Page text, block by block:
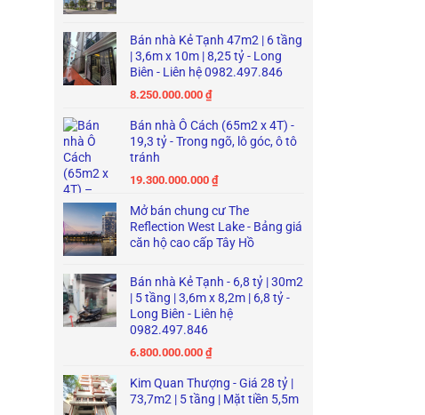
Bán nhà Kẻ Tạnh 47m2 | 6 tầng
| 3,6m x 10m | 8,25 tỷ - Long
Biên - Liên hệ 0982.497.846
8.250.000.000 ₫
Bán nhà Ô Cách (65m2 x 4T) -
19,3 tỷ - Trong ngõ, lô góc, ô tô
tránh
19.300.000.000 ₫
Mở bán chung cư The
Reflection West Lake - Bảng giá
căn hộ cao cấp Tây Hồ
Bán nhà Kẻ Tạnh - 6,8 tỷ | 30m2
| 5 tầng | 3,6m x 8,2m | 6,8 tỷ -
Long Biên - Liên hệ
0982.497.846
6.800.000.000 ₫
Kim Quan Thượng - Giá 28 tỷ |
73,7m2 | 5 tầng | Mặt tiền 5,5m